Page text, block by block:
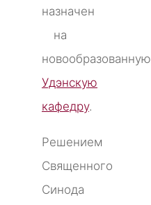
назначен
на
новообразованную
Удэнскую
кафедру.
Решением
Священного
Синода